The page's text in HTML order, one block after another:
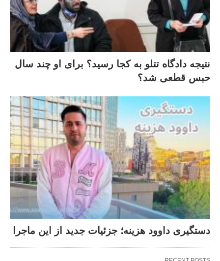
نتیجه دادگاه تتلو به کجا رسید؟ برای او چند سال
حبس قطعی شد؟
دستگیری داوود هزینه؛ جزئیات جدید از این ماجرا